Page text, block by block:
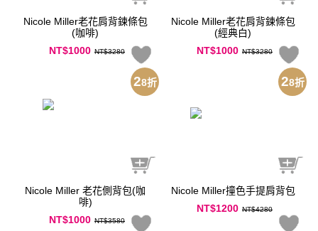
Nicole Miller老花肩背鍊條包
(咖啡)
NT$1000 NT$3280
Nicole Miller老花肩背鍊條包
(經典白)
NT$1000 NT$3280
Nicole Miller 老花側背包(咖
啡)
NT$1000 NT$3580
28折
Nicole Miller撞色手提肩背包
NT$1200 NT$4280
28折